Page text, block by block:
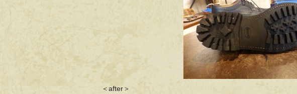
＜after＞